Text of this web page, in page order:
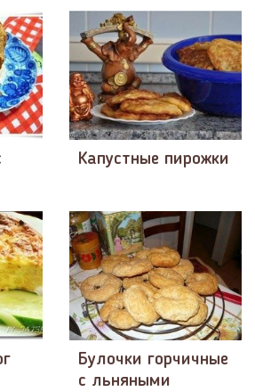
Капустные пирожки
Булочки горчичные
с льняными